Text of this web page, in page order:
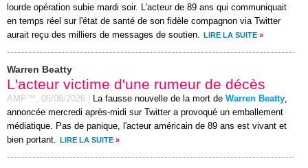
lourde opération subie mardi soir. L'acteur de 89 ans qui communiquait
en temps réel sur l'état de santé de son fidèle compagnon via Twitter
aurait reçu des milliers de messages de soutien.
LIRE LA SUITE »
Warren Beatty
L'acteur victime d'une rumeur de décès
AMP™, 06/08/2026 La fausse nouvelle de la mort de Warren Beatty,
annoncée mercredi après-midi sur Twitter a provoqué un emballement
médiatique. Pas de panique, l'acteur américain de 89 ans est vivant et
bien portant.
LIRE LA SUITE »